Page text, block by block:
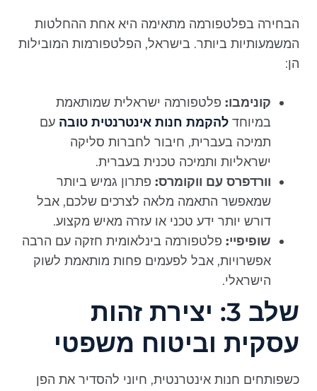
הבחירה בפלטפורמה מתאימה היא אחת ההחלטות
המשמעותיות ביותר. בישראל, הפלטפורמות המובילות
הן:
קונימבו:פלטפורמה ישראלית שמותאמת
במיוחדלהקמת חנות אינטרנטית טובהעם
תמיכה בעברית, חיבור לחברות סליקה
ישראליות ותמיכה טכנית בעברית.
וורדפרס עם ווקומרס:פתרון גמיש ביותר
שמאפשר התאמה מלאה לצרכים שלכם, אבל
דורש יותר ידע טכני או עזרה מאיש מקצוע.
שופיפיי:פלטפורמה בינלאומית חזקה עם הרבה
אפשרויות, אבל לפעמים פחות מותאמת לשוק
הישראלי.
שלב 3: יצירת זהות
עסקית וביטוח משפטי
כשפותחים חנות אינטרנטית, חיוני להסדיר את הפן